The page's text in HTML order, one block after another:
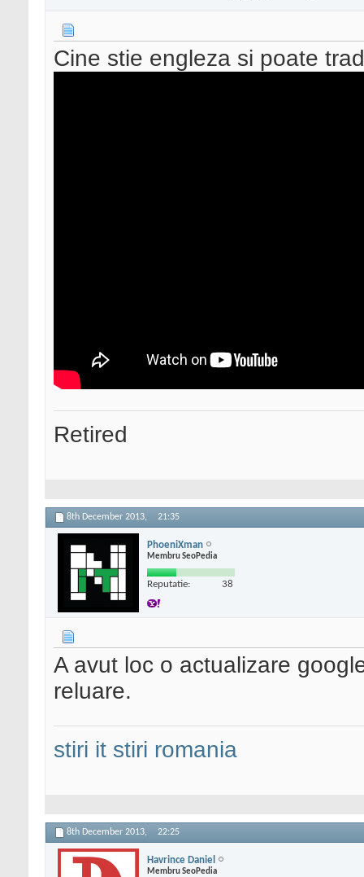
Cine stie engleza si poate
Retired
8th December 2013, 21:35
PhoeniXman
Membru SeoPedia
Reputatie: 38
A avut loc o actualizare
reluare.
stiri it stiri romania
8th December 2013, 22:25
Havrince Daniel
Membru SeoPedia